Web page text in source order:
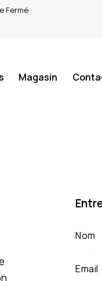
Fermé
Magasin